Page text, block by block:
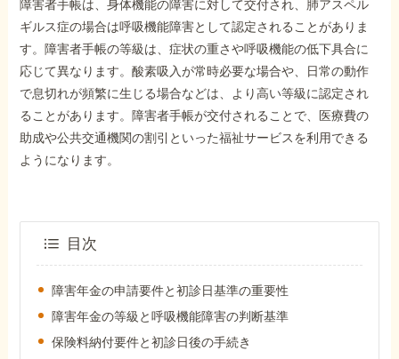
Q&A・相談事例
障害年金コラム
お知らせ
お客様からの感謝のお手紙
障害者手帳は、身体機能の障害に対して交付され、肺アスペル
ギルス症の場合は呼吸機能障害として認定されることがありま
す。障害者手帳の等級は、症状の重さや呼吸機能の低下具合に
応じて異なります。酸素吸入が常時必要な場合や、日常の動作
で息切れが頻繁に生じる場合などは、より高い等級に認定され
ることがあります。障害者手帳が交付されることで、医療費の
助成や公共交通機関の割引といった福祉サービスを利用できる
ようになります。
目次
障害年金の申請要件と初診日基準の重要性
障害年金の等級と呼吸機能障害の判断基準
保険料納付要件と初診日後の手続き